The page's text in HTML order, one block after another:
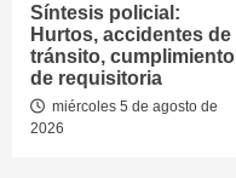
Síntesis policial:
Hurtos, accidentes de
tránsito, cumplimiento
de requisitoria
miércoles 5 de agosto de
2026